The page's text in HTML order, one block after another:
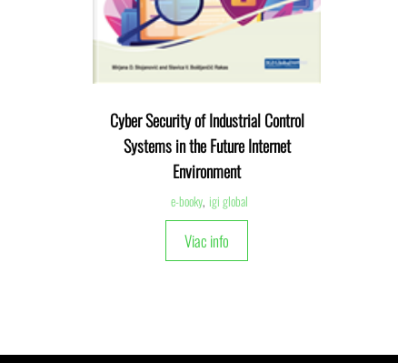
Cyber Security of Industrial Control
Systems in the Future Internet
Environment
e-booky, igi global
Viac info